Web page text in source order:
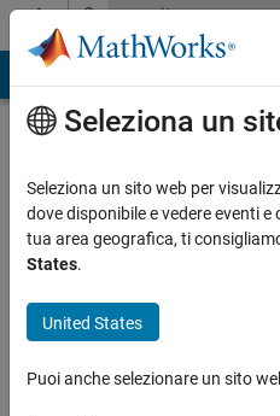
Vai al contenutoCommunity
Profile
Jishnu
Subramonian
MathWorks
Seleziona un
Seleziona un sito web per
dove disponibile e vedere eventi
tua area geografica, ti
States.
United States
Puoi anche selezionare un sito